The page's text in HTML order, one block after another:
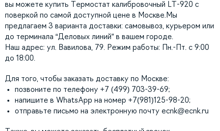
вы можете купить Термостат калибровочный LT-920 с
поверкой по самой доступной цене в Москве.Мы
предлагаем 3 варианта доставки: самовывоз, курьером или
до терминала “Деловых линий” в вашем городе.
Наш адрес: ул. Вавилова, 79. Режим работы: Пн.-Пт. с 9:00
до 18:00.
Для того, чтобы заказать доставку по Москве:
позвоните по телефону +7 (499) 703-39-69;
напишите в WhatsApp на номер +7(981)125-98-20;
отправьте письмо на электронную почту ecnk@ecnk.ru